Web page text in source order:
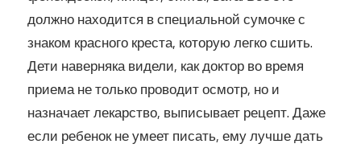
должно находится в специальной сумочке с
знаком красного креста, которую легко сшить.
Дети наверняка видели, как доктор во время
приема не только проводит осмотр, но и
назначает лекарство, выписывает рецепт. Даже
если ребенок не умеет писать, ему лучше дать